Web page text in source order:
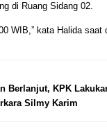
di Ruang Sidang 02.
WIB,” kata Halida saat
Berlanjut, KPK
Silmy Karim